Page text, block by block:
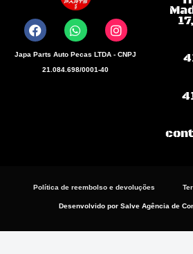
a
c
e
b
W
h
a
t
s
a
n
s
t
a
Japa Parts Auto Pecas LTDA - CNPJ
21.084.698/0001-40
Política de reembolso e devoluções
Desenvolvido por Salve Agência de